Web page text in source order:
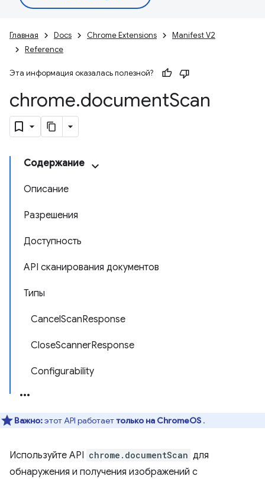
Главная Docs Chrome Extensions
Manifest V2
Reference
Эта информация оказалась полезной?
chrome.documentScan
Содержание
Описание
Разрешения
Доступность
API сканирования документов
Типы
CancelScanResponse
CloseScannerResponse
Configurability
Важно:этот API работаеттолько на ChromeOS .
Используйте API chrome.documentScan для
обнаружения и получения изображений с